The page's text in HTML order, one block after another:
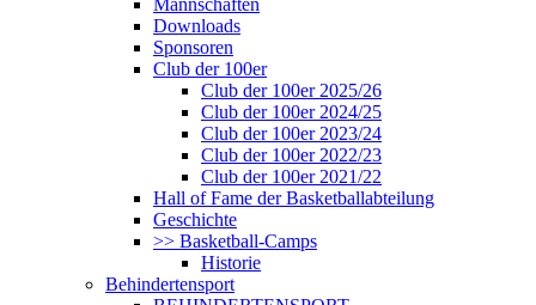
Mannschaften
Downloads
Sponsoren
Club der 100er
Club der 100er 2025/26
Club der 100er 2024/25
Club der 100er 2023/24
Club der 100er 2022/23
Club der 100er 2021/22
Hall of Fame der Basketballabteilung
Geschichte
>> Basketball-Camps
Historie
Behindertensport